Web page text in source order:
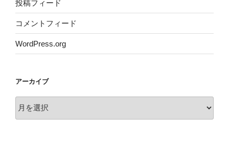
投稿フィード
コメントフィード
WordPress.org
アーカイブ
ー